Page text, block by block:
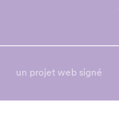
un projet web signé